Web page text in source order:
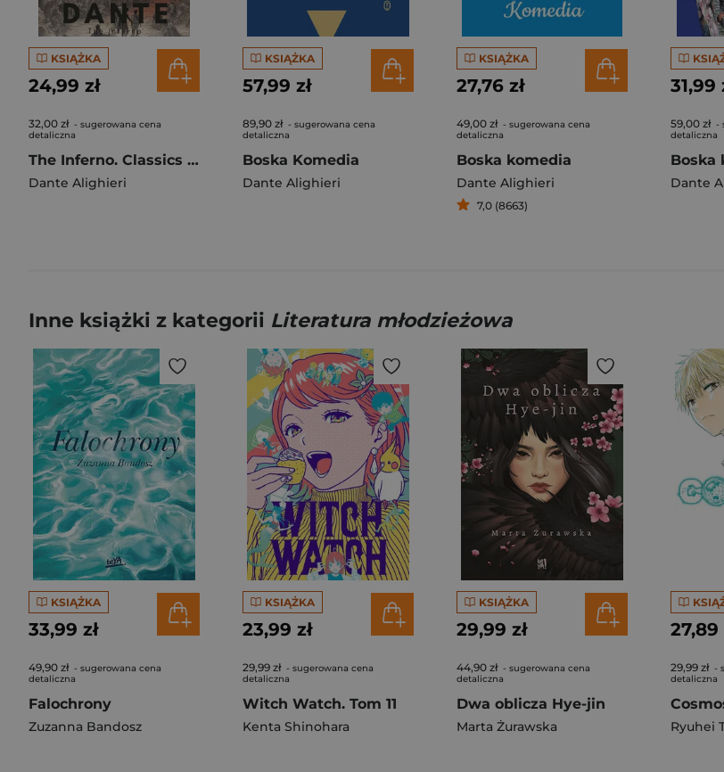
KSIĄŻKA
24,99 zł
32,00 zł - sugerowana cena
detaliczna
The Inferno. Classics of World Literature wer. angielska
Dante Alighieri
KSIĄŻKA
57,99 zł
89,90 zł - sugerowana cena
detaliczna
Boska Komedia
Dante Alighieri
KSIĄŻKA
27,76 zł
49,00 zł - sugerowana cena
detaliczna
Boska komedia
Dante Alighieri
7,0 (8663)
31,99
59,00 zł -
detaliczna
Dante
Inne książki z kategorii Literatura młodzieżowa
KSIĄŻKA
33,99 zł
49,90 zł - sugerowana cena
detaliczna
Falochrony
Zuzanna Bandosz
KSIĄŻKA
23,99 zł
29,99 zł - sugerowana cena
detaliczna
Witch Watch. Tom 11
Kenta Shinohara
KSIĄŻKA
29,99 zł
44,90 zł - sugerowana cena
detaliczna
Dwa oblicza Hye-jin
Marta Żurawska
27,89
29,99 zł -
detaliczna
Ryuhei